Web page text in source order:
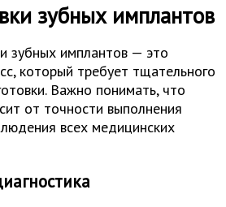
зубных имплантов
зубных имплантов — это
который требует тщательного
Важно понимать, что
от точности выполнения
всех медицинских